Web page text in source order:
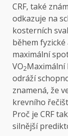
CRF, také
odkazuje na
kosterních
během
maximální
VO2Maximální
odráží
znamená, že
krevního
Proč je CRF
silnější